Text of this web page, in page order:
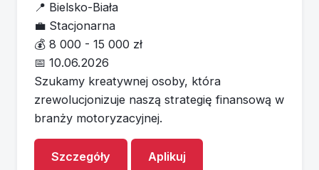
📍 Bielsko-Biała
💼 Stacjonarna
💰 8 000 - 15 000 zł
📅 10.06.2026
Szukamy kreatywnej osoby, która
zrewolucjonizuje naszą strategię finansową w
branży motoryzacyjnej.
Szczegóły Aplikuj